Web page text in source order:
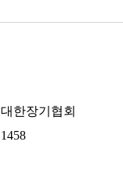
대한장기협회
1458